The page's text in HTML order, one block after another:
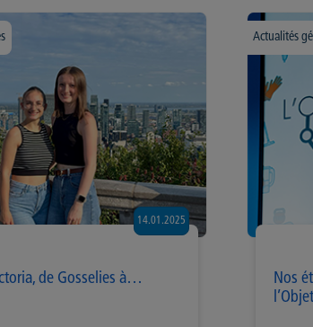
de Gosselies à…
14.01.2025
Actualités
Nos